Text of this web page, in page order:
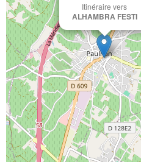
Itinéraire vers
ALHAMBRA FESTI